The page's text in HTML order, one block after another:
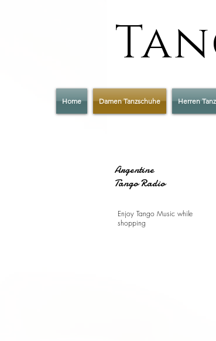
Argentine
Tango Radio
Enjoy Tango Music while
shopping
Home Damen Tanzschuhe Herren